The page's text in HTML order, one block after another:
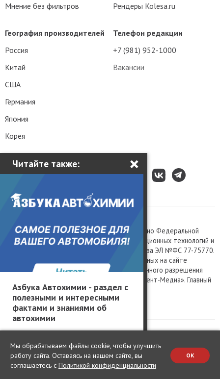
Читайте также: ×
Азбука Автохимии - раздел с
полезными и интересными
фактами и знаниями об
автохимии
Телефон редакции
+7 (981) 952-1000
Вакансии
Мнение без фильтров
Рендеры Kolesa.ru
География производителей
Россия
Китай
США
Германия
Япония
Корея
Сетевое издание «Kolesa.ru», зарегистрировано Федеральной
службой по надзору в сфере связи, информационных технологий и
массовых коммуникаций, номер свидетельства ЭЛ №ФС 77-75770.
Любое использование материалов, размещенных на сайте
www.kolesa.ru, допускается только с письменного разрешения
правообладателя. Учредитель ООО «Президент-Медиа». Главный
редактор Баландин М.А. 0+
Политика конфиденциальности
Мы обрабатываем файлы cookie, чтобы улучшить
работу сайта. Оставаясь на нашем сайте, вы
соглашаетесь с Политикой конфиденциальности
OK